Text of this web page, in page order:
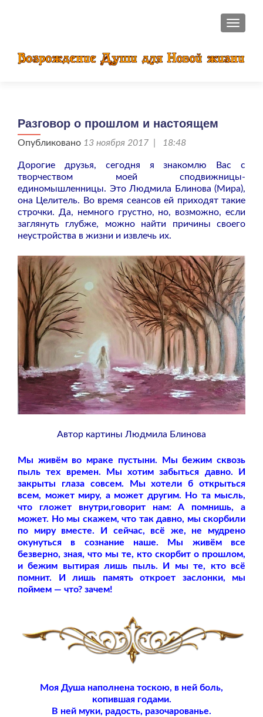
Разговор о прошлом и настоящем
Опубликовано 13 ноября 2017 | 18:48
Дорогие друзья, сегодня я знакомлю Вас с
творчеством моей сподвижницы-
единомышленницы. Это Людмила Блинова (Мира),
она Целитель. Во время сеансов ей приходят такие
строчки. Да, немного грустно, но, возможно, если
заглянуть глубже, можно найти причины своего
неустройства в жизни и извлечь их.
Автор картины Людмила Блинова
Мы живём во мраке пустыни. Мы бежим сквозь
пыль тех времен. Мы хотим забыться давно. И
закрыты глаза совсем. Мы хотели б открыться
всем, может миру, а может другим. Но та мысль,
что гложет внутри,говорит нам: А помнишь, а
может. Но мы скажем, что так давно, мы скорбили
по миру вместе. И сейчас, всё же, не мудрено
окунуться в сознание наше. Мы живём все
безверно, зная, что мы те, кто скорбит о прошлом,
и бежим вытирая лишь пыль. И мы те, кто всё
помнит. И лишь память откроет заслонки, мы
поймем — что? зачем!
Моя Душа наполнена тоскою, в ней боль,
копившая годами.
В ней муки, радость, разочарованье.